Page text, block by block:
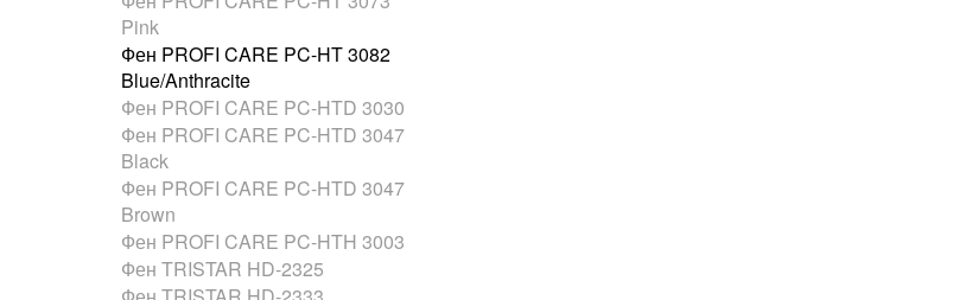
Pink
Фен PROFI CARE PC-HT 3082
Blue/Anthracite
Фен PROFI CARE PC-HTD 3030
Фен PROFI CARE PC-HTD 3047
Black
Фен PROFI CARE PC-HTD 3047
Brown
Фен PROFI CARE PC-HTH 3003
Фен TRISTAR HD-2325